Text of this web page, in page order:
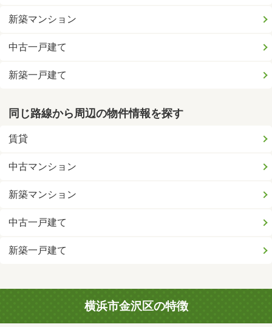
新築マンション
中古一戸建て
新築一戸建て
同じ路線から周辺の物件情報を探す
賃貸
中古マンション
新築マンション
中古一戸建て
新築一戸建て
横浜市金沢区の特徴